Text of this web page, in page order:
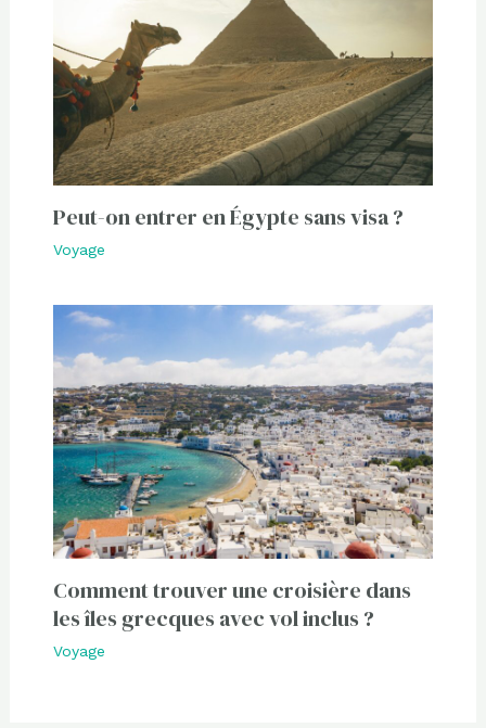
Peut-on entrer en Égypte sans visa ?
Voyage
Comment trouver une croisière dans
les îles grecques avec vol inclus ?
Voyage